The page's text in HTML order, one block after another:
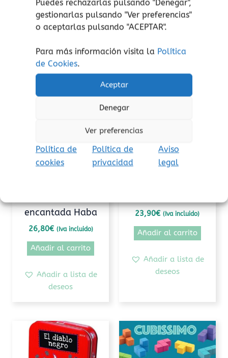
Puedes rechazarlas pulsando "Denegar",
gestionarlas pulsando "Ver preferencias"
o aceptarlas pulsando "ACEPTAR".
Para más información visita la Política
de Cookies.
Aceptar
Denegar
Ver preferencias
Política de
cookies
Política de
privacidad
Aviso
legal
Productos relacionados
encantada Haba
26,80€ (Iva incluido)
Añadir al carrito
Añadir a lista de
deseos
23,90€ (Iva incluido)
Añadir al carrito
Añadir a lista de
deseos